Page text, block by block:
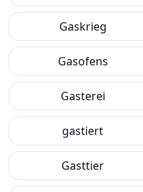
Gaskrieg
Gasofens
Gasterei
gastiert
Gasttier